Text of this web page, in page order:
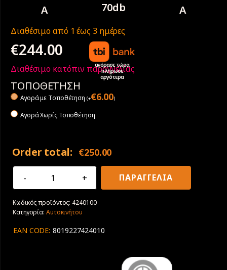
A 70db A
Διαθέσιμο από 1 έως 3 ημέρες
€244.00
αγόρασε τώρα
πλήρωσε
αργότερα
Διαθέσιμο κατόπιν παραγγελίας
ΤΟΠΟΘΕΤΗΣΗ
Αγορά με Tοποθέτηση (+€6.00)
Αγορά Χωρίς Τοποθέτηση
Order total: €250.00
255/40R20
Pirelli
Scorpion
Season
ΠΑΡΑΓΓΕΛΙΑ
Κωδικός προϊόντος: 4240100
Κατηγορία: Αυτοκινήτου
EAN CODE: 8019227424010